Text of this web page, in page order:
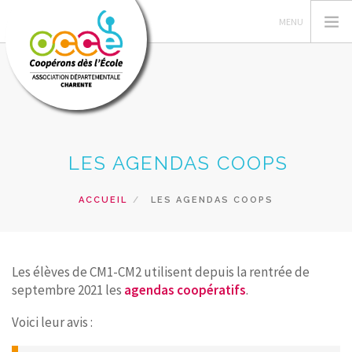
ACTIONS PÉDAGOGIQUES
RECHERCHER
LES AGENDAS COOPS
ACCUEIL LES AGENDAS COOPS
Les élèves de CM1-CM2 utilisent depuis la rentrée de
septembre 2021 les agendas coopératifs.
Voici leur avis :